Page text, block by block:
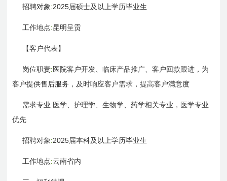
招聘对象 :2025届硕士及以上学历毕业生
工作地点:昆明呈贡
【客户代表】
岗位职责: 医院客户开发、临床产品推广、客户回款跟进，为
客户提供售后服务，及时响应客户需求，提高客户满意度
需求专业: 医学、护理学、生物学、药学相关专业，医学专业
优先
招聘对象 :2025届本科及以上学历毕业生
工作地点:云南省内